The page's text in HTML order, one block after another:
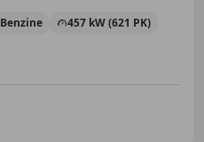
Benzine 457 kW (621 PK)